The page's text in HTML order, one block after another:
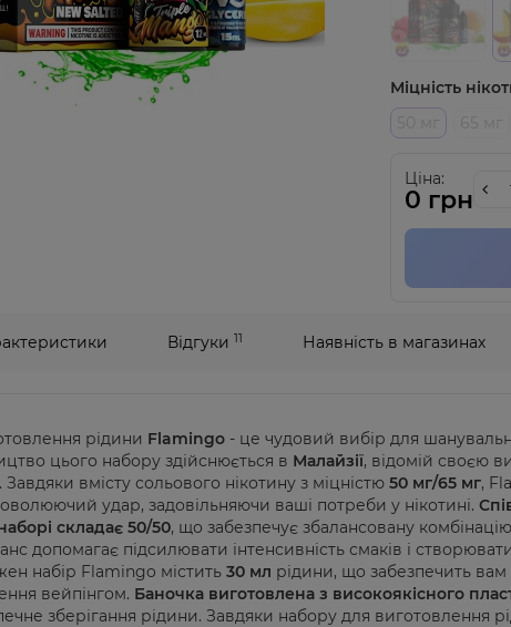
Міцність
Ціна:
0 грн
Відгуки 11 Наявність в магазинах
рідини Flamingo - це чудовий вибір для
цього набору здійснюється в Малайзії, відомій своєю
вмісту сольового нікотину з міцністю 50 мг/65 мг,
удар, задовільняючи ваші потреби у нікотині.
складає 50/50, що забезпечує збалансовану
допомагає підсилювати інтенсивність смаків і створювати
набір Flamingo містить 30 мл рідини, що забезпечить
вейпінгом. Баночка виготовлена з високоякісного
зберігання рідини. Завдяки набору для виготовлення